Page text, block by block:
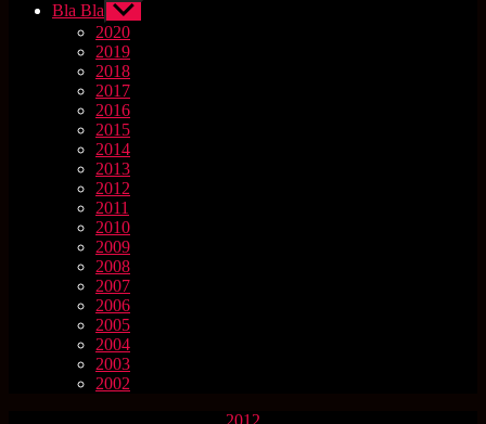
Bla Bla Untermenü
anzeigen
2020
2019
2018
2017
2016
2015
2014
2013
2012
2011
2010
2009
2008
2007
2006
2005
2004
2003
2002
Kategorien
2012